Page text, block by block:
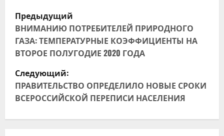
Н
а
в
и
г
а
Предыдущий
ВНИМАНИЮ ПОТРЕБИТЕЛЕЙ ПРИРОДНОГО
ГАЗА: ТЕМПЕРАТУРНЫЕ КОЭФФИЦИЕНТЫ НА
ВТОРОЕ ПОЛУГОДИЕ 2020 ГОДА
Следующий:
ПРАВИТЕЛЬСТВО ОПРЕДЕЛИЛО НОВЫЕ СРОКИ
ВСЕРОССИЙСКОЙ ПЕРЕПИСИ НАСЕЛЕНИЯ